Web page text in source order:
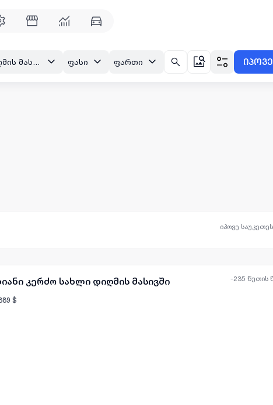
ფასი ფართი იპოვე
იპოვე
-235 წუთის
კერძო სახლი დიღმის მასივში
$